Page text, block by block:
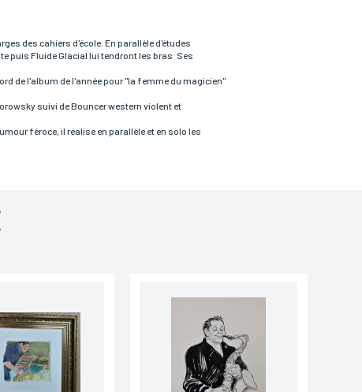
des cahiers d'école. En parallèle d'études
puis Fluide Glacial lui tendront les bras. Ses
de l'album de l'année pour "la femme du magicien"
suivi de Bouncer western violent et
féroce, il réalise en parallèle et en solo les